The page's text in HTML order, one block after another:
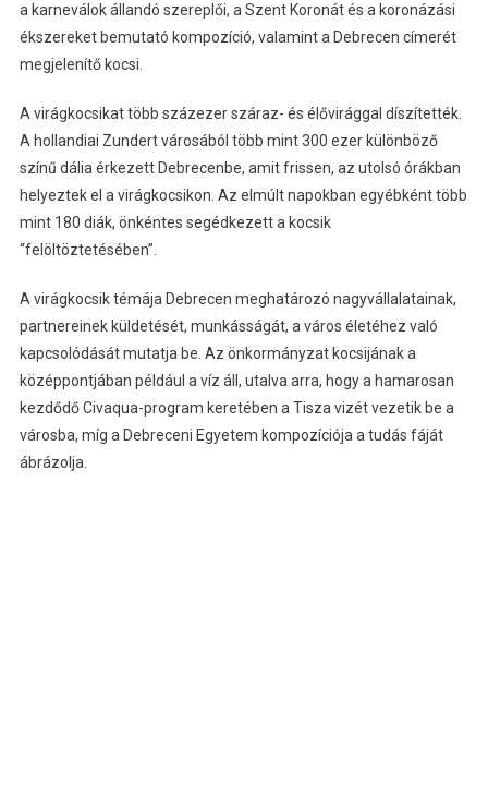
a karneválok állandó szereplői, a Szent Koronát és a koronázási
ékszereket bemutató kompozíció, valamint a Debrecen címerét
megjelenítő kocsi.
A virágkocsikat több százezer száraz- és élővirággal díszítették.
A hollandiai Zundert városából több mint 300 ezer különböző
színű dália érkezett Debrecenbe, amit frissen, az utolsó órákban
helyeztek el a virágkocsikon. Az elmúlt napokban egyébként több
mint 180 diák, önkéntes segédkezett a kocsik
“felöltöztetésében”.
A virágkocsik témája Debrecen meghatározó nagyvállalatainak,
partnereinek küldetését, munkásságát, a város életéhez való
kapcsolódását mutatja be. Az önkormányzat kocsijának a
középpontjában például a víz áll, utalva arra, hogy a hamarosan
kezdődő Civaqua-program keretében a Tisza vizét vezetik be a
városba, míg a Debreceni Egyetem kompozíciója a tudás fáját
ábrázolja.